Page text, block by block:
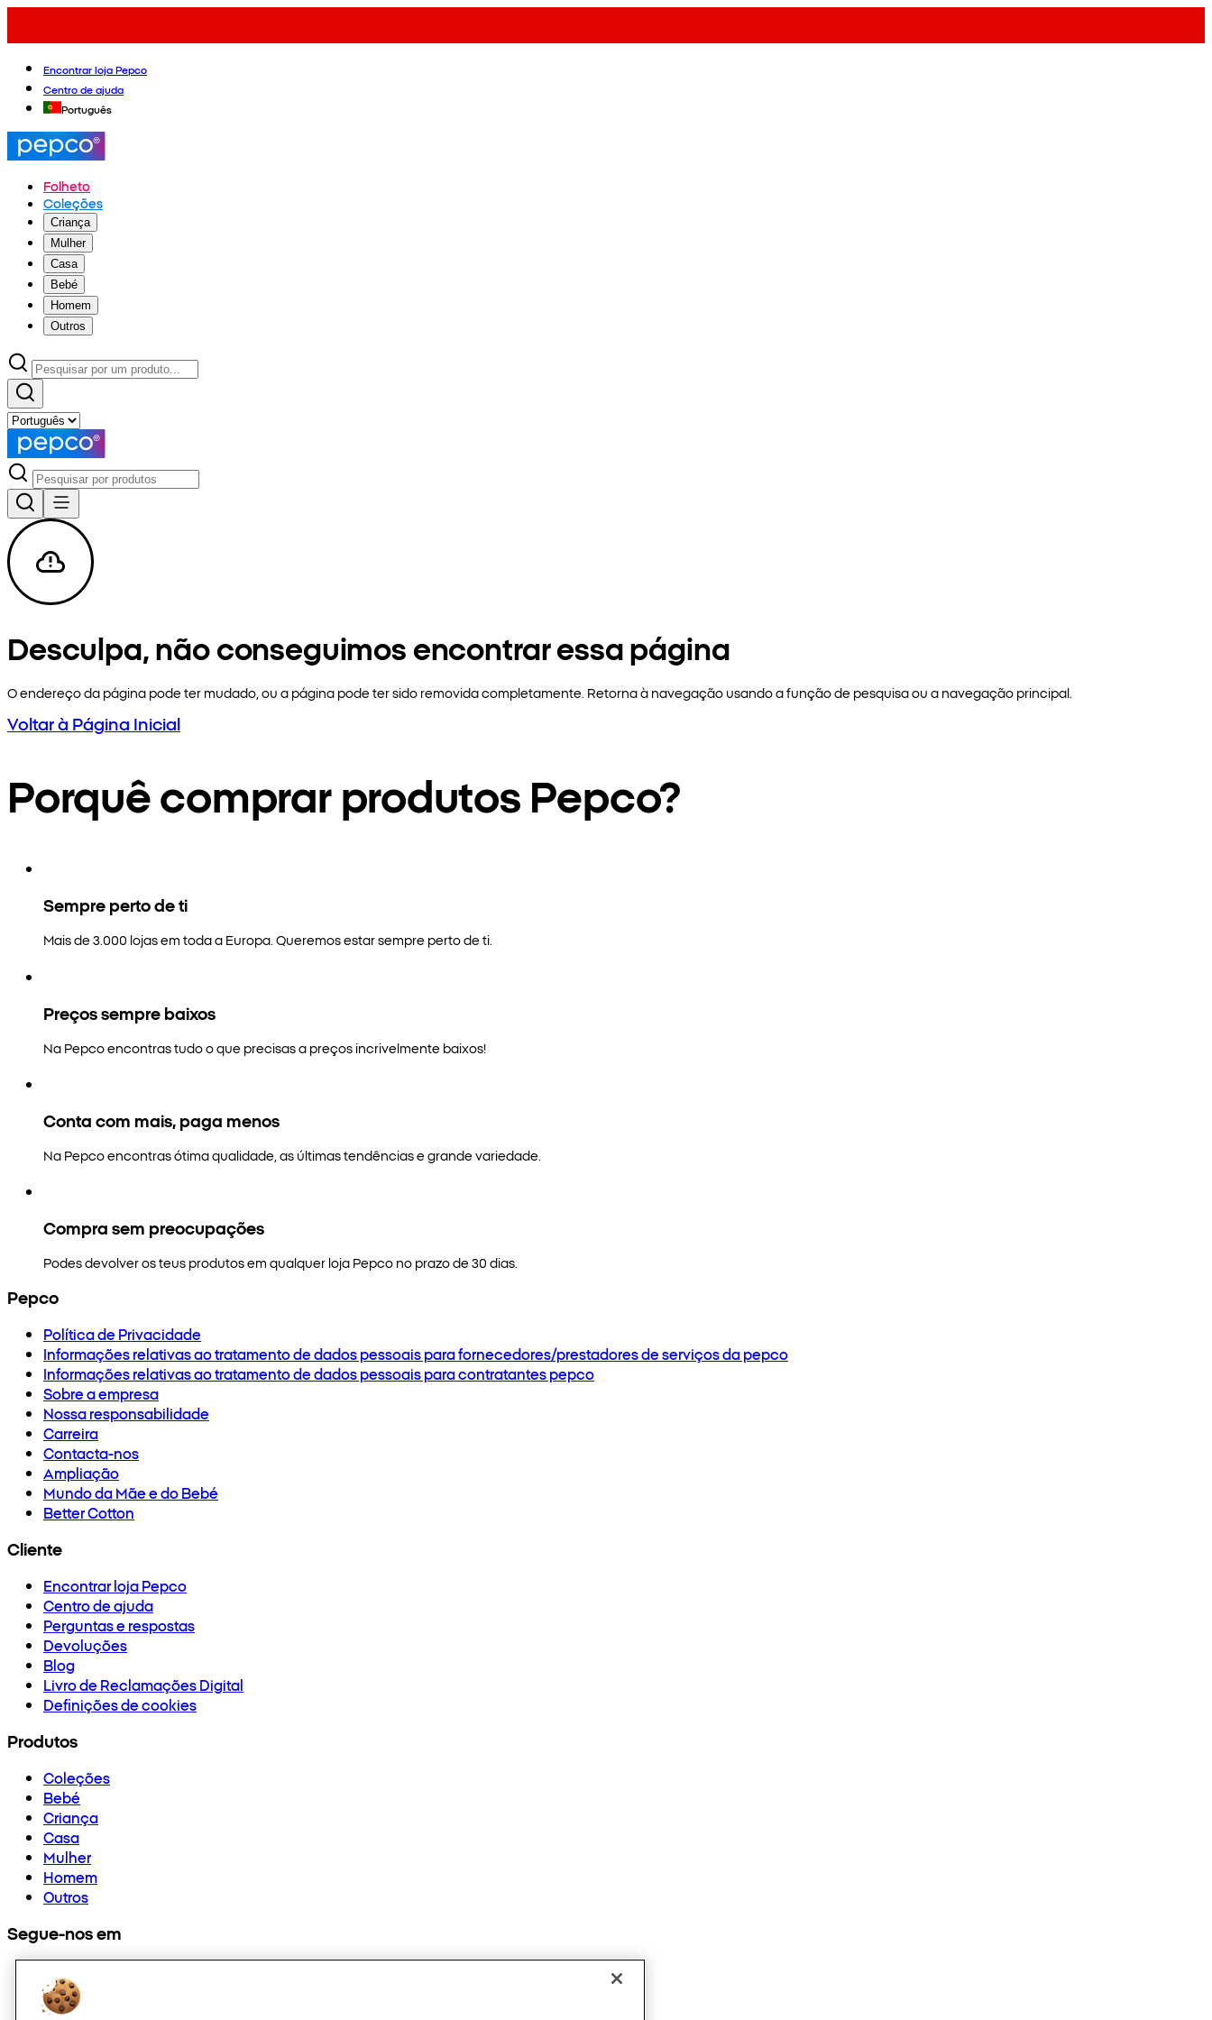
Encontrar loja Pepco
Centro de ajuda
Português
Folheto
Coleções
Criança
Mulher
Casa
Bebé
Homem
Outros
Desculpa, não conseguimos encontrar essa página
O endereço da página pode ter mudado, ou a página pode ter sido removida completamente. Retorna à navegação usando a função de pesquisa ou a navegação principal.
Voltar à Página Inicial
Porquê comprar produtos Pepco?
Sempre perto de ti
Mais de 3.000 lojas em toda a Europa. Queremos estar sempre perto de ti.
Preços sempre baixos
Na Pepco encontras tudo o que precisas a preços incrivelmente baixos!
Conta com mais, paga menos
Na Pepco encontras ótima qualidade, as últimas tendências e grande variedade.
Compra sem preocupações
Podes devolver os teus produtos em qualquer loja Pepco no prazo de 30 dias.
Pepco
Política de Privacidade
Informações relativas ao tratamento de dados pessoais para fornecedores/prestadores de serviços da pepco
Informações relativas ao tratamento de dados pessoais para contratantes pepco
Sobre a empresa
Nossa responsabilidade
Carreira
Contacta-nos
Ampliação
Mundo da Mãe e do Bebé
Better Cotton
Cliente
Encontrar loja Pepco
Centro de ajuda
Perguntas e respostas
Devoluções
Blog
Livro de Reclamações Digital
Definições de cookies
Produtos
Coleções
Bebé
Criança
Casa
Mulher
Homem
Outros
Segue-nos em